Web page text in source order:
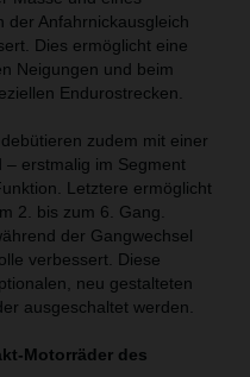
der Anfahrnickausgleich
Dies ermöglicht eine
Neigungen und beim
Endurostrecken.
zudem mit einer
– erstmalig im Segment
Letztere ermöglicht
2. bis zum 6. Gang.
der Gangwechsel
verbessert. Diese
neu gestalteten
ausgeschaltet werden.
Motorräder des